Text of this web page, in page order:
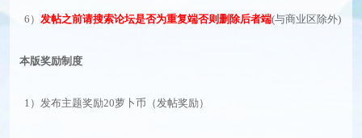
6） 发帖之前请搜索论坛是否为重复端否则删除后者端(与商业区除外)
本版奖励制度
1）发布主题奖励20萝卜币（发帖奖励）